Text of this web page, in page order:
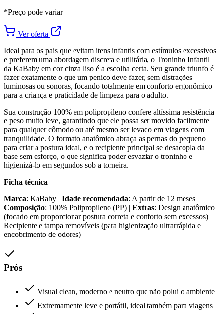
*Preço pode variar
Ver oferta
Ideal para os pais que evitam itens infantis com estímulos excessivos
e preferem uma abordagem discreta e utilitária, o Troninho Infantil
da KaBaby em cor cinza liso é a escolha certa. Seu grande triunfo é
fazer exatamente o que um penico deve fazer, sem distrações
luminosas ou sonoras, focando totalmente em conforto ergonômico
para a criança e praticidade de limpeza para o adulto.
Sua construção 100% em polipropileno confere altíssima resistência
e peso muito leve, garantindo que ele possa ser movido facilmente
para qualquer cômodo ou até mesmo ser levado em viagens com
tranquilidade. O formato anatômico abraça as pernas do pequeno
para criar a postura ideal, e o recipiente principal se desacopla da
base sem esforço, o que significa poder esvaziar o troninho e
higienizá-lo em segundos sob a torneira.
Ficha técnica
Marca: KaBaby | Idade recomendada: A partir de 12 meses |
Composição: 100% Polipropileno (PP) | Extras: Design anatômico
(focado em proporcionar postura correta e conforto sem excessos) |
Recipiente e tampa removíveis (para higienização ultrarrápida e
encobrimento de odores)
Prós
Visual clean, moderno e neutro que não polui o ambiente
Extremamente leve e portátil, ideal também para viagens